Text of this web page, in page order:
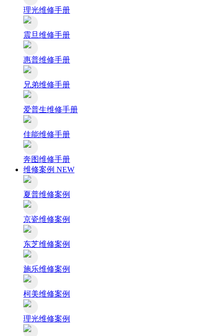
理光维修手册
震旦维修手册
惠普维修手册
兄弟维修手册
爱普生维修手册
佳能维修手册
奔图维修手册
维修案例 NEW
夏普维修案例
京瓷维修案例
东芝维修案例
施乐维修案例
柯美维修案例
理光维修案例